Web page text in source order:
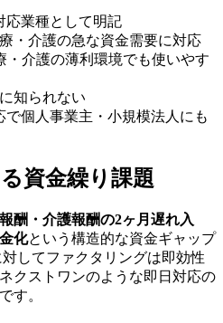
応業種として明記
・介護の急な資金需要に対応
・介護の薄利環境でも使いやす
知られない
で個人事業主・小規模法人にも
資金繰り課題
酬・介護報酬の2ヶ月遅れ入
化という構造的な資金ギャップ
してファクタリングは即効性
ネクストワンのような即日対応の
す。